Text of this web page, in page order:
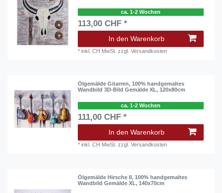
ca. 1-2 Wochen
113,00 CHF *
In den Warenkorb
*inkl. CH MwSt. zzgl.Versandkosten
Ölgemälde Gitarren, 100% handgemaltes
Wandbild 3D-Bild Gemälde XL, 120x80cm
ca. 1-2 Wochen
111,00 CHF *
In den Warenkorb
*inkl. CH MwSt. zzgl.Versandkosten
Ölgemälde Hirsche II, 100% handgemaltes
Wandbild Gemälde XL, 140x70cm